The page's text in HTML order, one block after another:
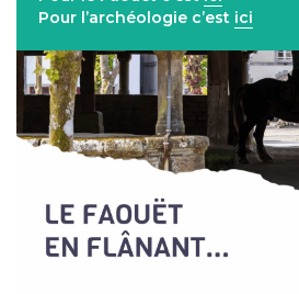
Pour l’archéologie c’est ici